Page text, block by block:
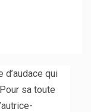
d’audace qui
sa toute